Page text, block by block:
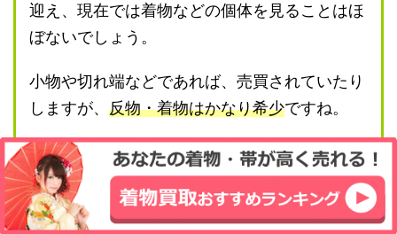
迎え、現在では着物などの個体を見ることはほ
ぼないでしょう。
小物や切れ端などであれば、売買されていたり
しますが、 反物・着物はかなり希少ですね。
もし奈良名産の着物が自宅に眠っているようで
あれば、一度査定に出してみるのがいいでしょ
う。